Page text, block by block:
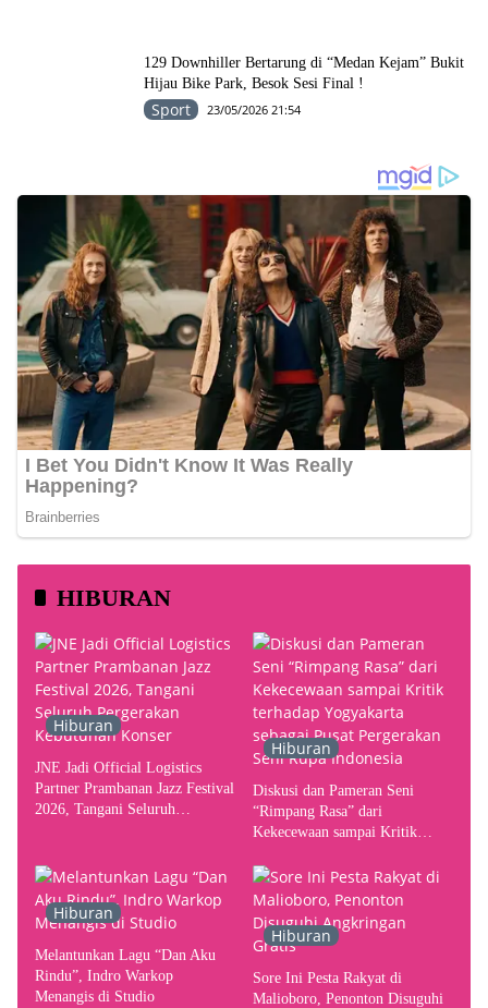
129 Downhiller Bertarung di “Medan Kejam” Bukit
Hijau Bike Park, Besok Sesi Final !
Sport 23/05/2026 21:54
HIBURAN
Hiburan
JNE Jadi Official Logistics
Partner Prambanan Jazz Festival
2026, Tangani Seluruh
Hiburan
Diskusi dan Pameran Seni
“Rimpang Rasa” dari
Kekecewaan sampai Kritik
Pusat Pergerakan Seni Rupa
Indonesia
Hiburan
Melantunkan Lagu “Dan Aku
Rindu”, Indro Warkop
Menangis di Studio
Hiburan
Sore Ini Pesta Rakyat di
Malioboro, Penonton Disuguhi